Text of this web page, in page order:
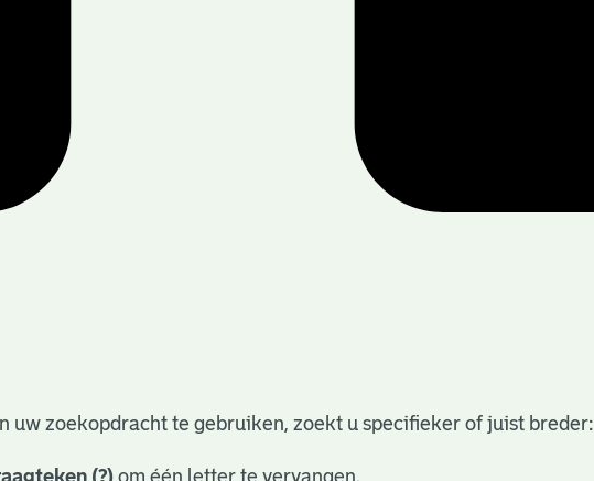
uw zoekopdracht te gebruiken, zoekt u specifieker of juist breder: